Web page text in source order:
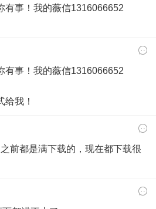
有事！我的薇信1316066652
有事！我的薇信1316066652
给我！
前都是满下载的，现在都下载很